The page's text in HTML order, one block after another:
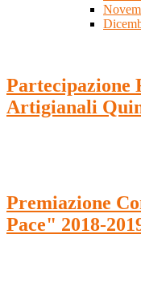
Partecipazione
Artigianali
Premiazione
Pace" 2018-